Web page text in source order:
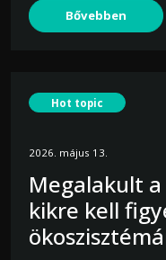
Bővebben
Hot topic
2026. május 13.
Megalakult
kikre kell